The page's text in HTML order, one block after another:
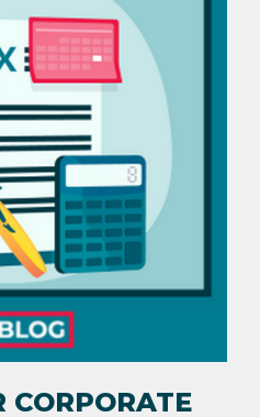
CORPORATE